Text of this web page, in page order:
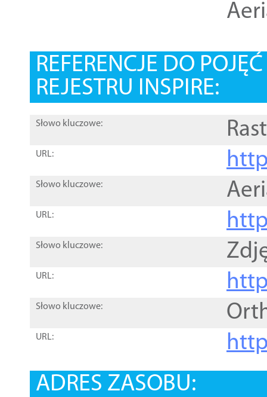
REFERENCJE DO
REJESTRU INSPIRE:
Słowo kluczowe:
URL:
Słowo kluczowe:
URL:
Słowo kluczowe:
URL:
Słowo kluczowe:
URL:
ADRES ZASOBU: